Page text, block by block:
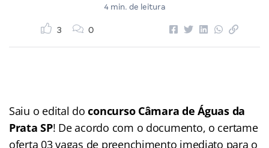
4 min. de leitura
3 0
Saiu o edital doconcurso Câmara de Águas da
Prata SP! De acordo com o documento, o certame
oferta 03 vagas de preenchimento imediato para o